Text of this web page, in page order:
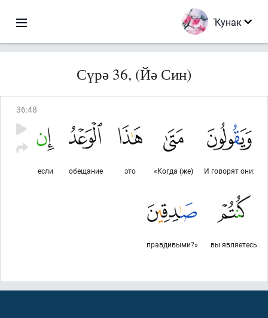
Ҡунак
Сүрә 36, (Йә Син)
36:48
И говорят они:
«Когда (же)
это
обещание
если
вы являетесь
правдивыми?»